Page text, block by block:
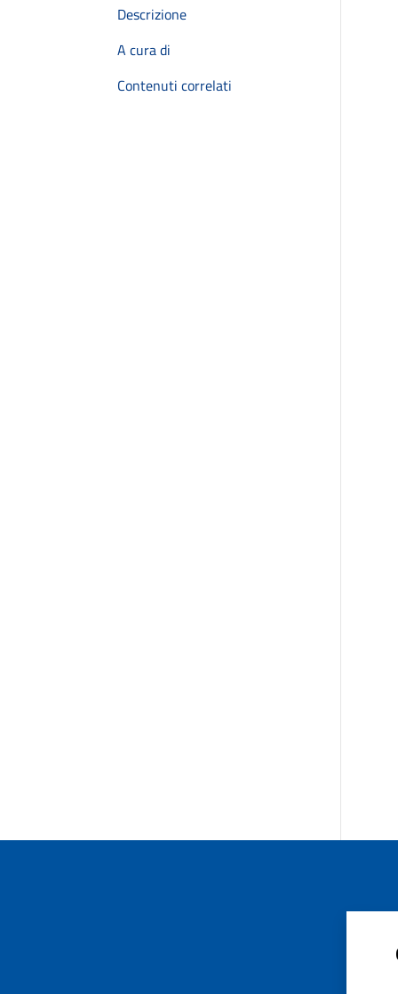
Descrizione
A cura di
Contenuti correlati